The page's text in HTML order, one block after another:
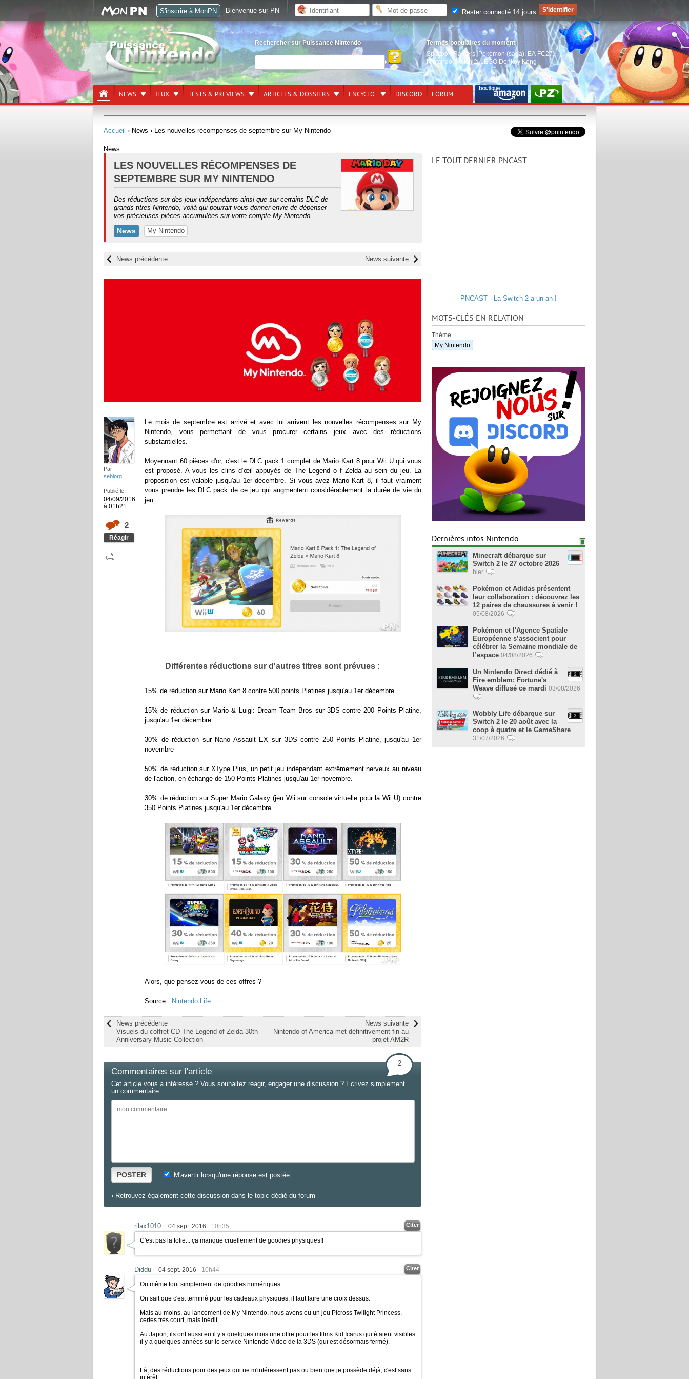
Rechercher sur Puissance Nintendo
Termes populaires du moment
Splatoon Raiders, Pokémon (saga) EA FC27,
Nintendo Switch 2,LEGO Donkey Kong
NEWS JEUX TESTS & PREVIEWS ARTICLES & DOSSIERS ENCYCLO. DISCORD FORUM
Accueil › News › Les nouvelles récompenses de septembre sur My Nintendo
News
LES NOUVELLES RÉCOMPENSES DE
SEPTEMBRE SUR MY NINTENDO
Des réductions sur des jeux indépendants ainsi que sur certains DLC de
grands titres Nintendo, voilà qui pourrait vous donner envie de dépenser
vos précieuses pièces accumulées sur votre compte My Nintendo.
News My Nintendo
News suivante
News précédente
Par
sebiorg
Publié le
04/09/2016
à 01h21
2
Réagir
Le mois de septembre est arrivé et avec lui arrivent les nouvelles récompenses sur My
Nintendo, vous permettant de vous procurer certains jeux avec des réductions
substantielles.
Moyennant 60 pièces d'or, c'est le DLC pack 1 complet de Mario Kart 8 pour Wii U qui vous
est proposé. A vous les clins d’œil appuyés de The Legend o f Zelda au sein du jeu. La
proposition est valable jusqu'au 1er décembre. Si vous avez Mario Kart 8, il faut vraiment
vous prendre les DLC pack de ce jeu qui augmentent considérablement la durée de vie du
jeu.
Différentes réductions sur d'autres titres sont prévues :
15% de réduction sur Mario Kart 8 contre 500 points Platines jusqu'au 1er décembre.
15% de réduction sur Mario & Luigi: Dream Team Bros sur 3DS contre 200 Points Platine,
jusqu'au 1er décembre
30% de réduction sur Nano Assault EX sur 3DS contre 250 Points Platine, jusqu'au 1er
novembre
50% de réduction sur XType Plus, un petit jeu indépendant extrêmement nerveux au niveau
de l'action, en échange de 150 Points Platines jusqu'au 1er novembre.
30% de réduction sur Super Mario Galaxy (jeu Wii sur console virtuelle pour la Wii U) contre
350 Points Platines jusqu'au 1er décembre.
Alors, que pensez-vous de ces offres ?
Source : Nintendo Life
News suivante
Nintendo of America met définitivement fin au
projet AM2R
News précédente
Visuels du coffret CD The Legend of Zelda 30th
Anniversary Music Collection
Commentaires sur l'article
2
Cet article vous a intéressé ? Vous souhaitez réagir, engager une discussion ? Ecrivez simplement
un commentaire.
POSTER M'avertir lorsqu'une réponse est postée
› Retrouvez également cette discussion dans le topic dédié du forum
rilax1010 04 sept. 2016 10h35 Citer
C'est pas la folie... ça manque cruellement de goodies physiques!!
Diddu 04 sept. 2016 10h44 Citer
Ou même tout simplement de goodies numériques.
On sait que c'est terminé pour les cadeaux physiques, il faut faire une croix dessus.
Mais au moins, au lancement de My Nintendo, nous avons eu un jeu Picross Twilight Princess,
certes très court, mais inédit.
Au Japon, ils ont aussi eu il y a quelques mois une offre pour les films Kid Icarus qui étaient visibles
il y a quelques années sur le service Nintendo Video de la 3DS (qui est désormais fermé).
Là, des réductions pour des jeux qui ne m'intéressent pas ou bien que je possède déjà, c'est sans
LE TOUT DERNIER PNCAST
PNCAST - La Switch 2 a un an !
MOTS-CLÉS EN RELATION
Thème
My Nintendo
Dernières infos Nintendo
Minecraft débarque sur
Switch 2 le 27 octobre 2026
hier
Pokémon et Adidas présentent
leur collaboration : découvrez les
12 paires de chaussures à venir !
05/08/2026
Pokémon et l'Agence Spatiale
Européenne s’associent pour
célébrer la Semaine mondiale de
l’espace 04/08/2026
Un Nintendo Direct dédié à
Fire emblem: Fortune's
Weave diffusé ce mardi 03/08/2026
Wobbly Life débarque sur
Switch 2 le 20 août avec la
coop à quatre et le GameShare
31/07/2026
S'inscrire à MonPN Bienvenue sur PN Rester connecté 14 jours